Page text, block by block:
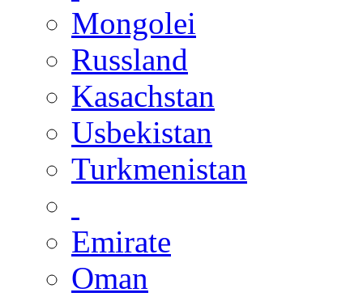
Mongolei
Russland
Kasachstan
Usbekistan
Turkmenistan
Emirate
Oman